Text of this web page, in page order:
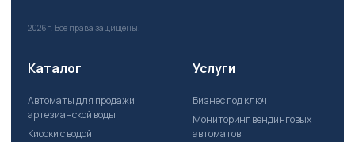
2026г. Все права защищены.
Каталог
Автоматы для продажи
артезианской воды
Киоски с водой
Услуги
Бизнес под ключ
Мониторинг вендинговых
автоматов